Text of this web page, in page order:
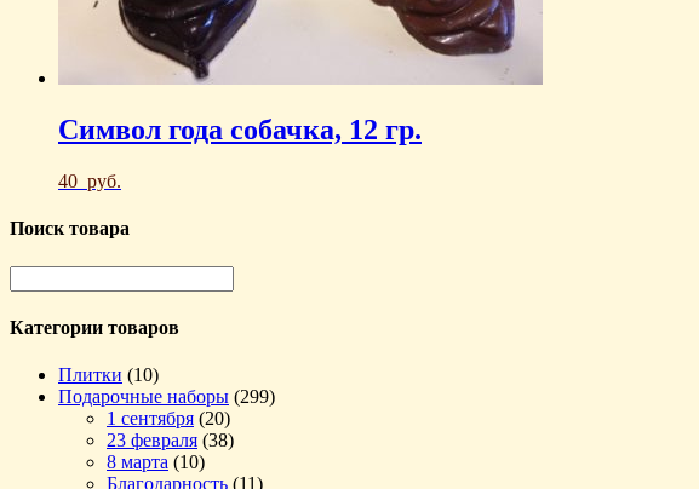
Символ года собачка, 12 гр.
40 руб.
Поиск товара
Категории товаров
Плитки (10)
Подарочные наборы (299)
1 сентября (20)
23 февраля (38)
8 марта (10)
Благодарность (11)